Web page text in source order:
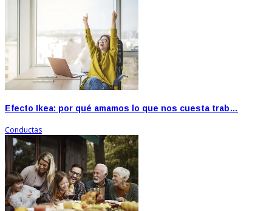
Efecto Ikea: por qué amamos lo que nos cuesta trab…
Conductas